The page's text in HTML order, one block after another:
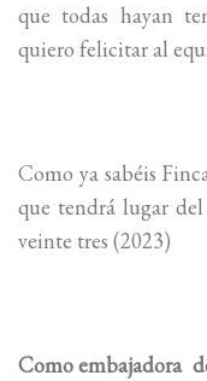
que todas hayan
quiero felicitar al
Como ya sabéis
que tendrá lugar
veinte tres (2023)
Como embajadora